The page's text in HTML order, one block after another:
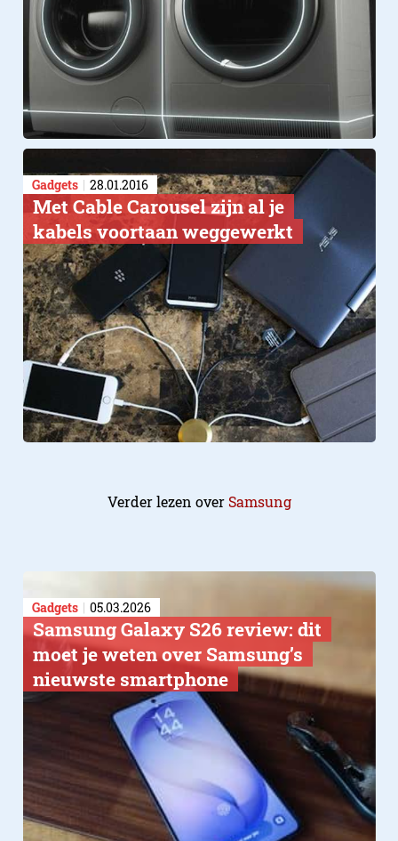
Gadgets 28.01.2016
Met Cable Carousel zijn al je
kabels voortaan weggewerkt
Verder lezen overSamsung
Gadgets 05.03.2026
Samsung Galaxy S26 review: dit
moet je weten over Samsung’s
nieuwste smartphone